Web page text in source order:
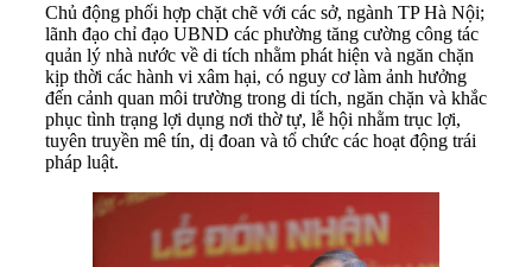
Chủ động phối hợp chặt chẽ với các sở, ngành TP Hà Nội;
lãnh đạo chỉ đạo UBND các phường tăng cường công tác
quản lý nhà nước về di tích nhằm phát hiện và ngăn chặn
kịp thời các hành vi xâm hại, có nguy cơ làm ảnh hưởng
đến cảnh quan môi trường trong di tích, ngăn chặn và khắc
phục tình trạng lợi dụng nơi thờ tự, lễ hội nhằm trục lợi,
tuyên truyền mê tín, dị đoan và tổ chức các hoạt động trái
pháp luật.